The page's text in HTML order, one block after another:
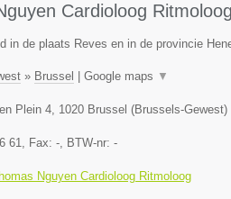
Cardioloog Ritmoloog
in de plaats Reves en in de provincie
» Brussel Google maps ▼
Plein 4, 1020 Brussel (Brussels-Gewest)
61, Fax: -, BTW-nr: -
Nguyen Cardioloog Ritmoloog